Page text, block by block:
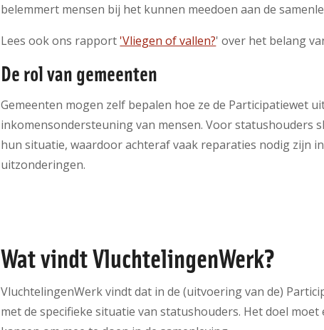
belemmert mensen bij het kunnen meedoen aan de
Lees ook ons rapport 'Vliegen of vallen?' over het belang
De rol van gemeenten
Gemeenten mogen zelf bepalen hoe ze de Participatiewet
inkomensondersteuning van mensen. Voor statushouders
hun situatie, waardoor achteraf vaak reparaties nodig zijn
uitzonderingen.
Wat vindt VluchtelingenWerk?
VluchtelingenWerk vindt dat in de (uitvoering van de)
met de specifieke situatie van statushouders. Het doel